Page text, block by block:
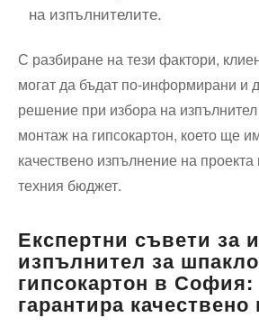
на изпълнителите.
С разбиране на тези фактори,
могат да бъдат по-информирани и
решение при избора на
монтаж на гипсокартон, което ще
качествено изпълнение на
техния бюджет.
Експертни съвети за
изпълнител за
гипсокартон в София:
гарантира